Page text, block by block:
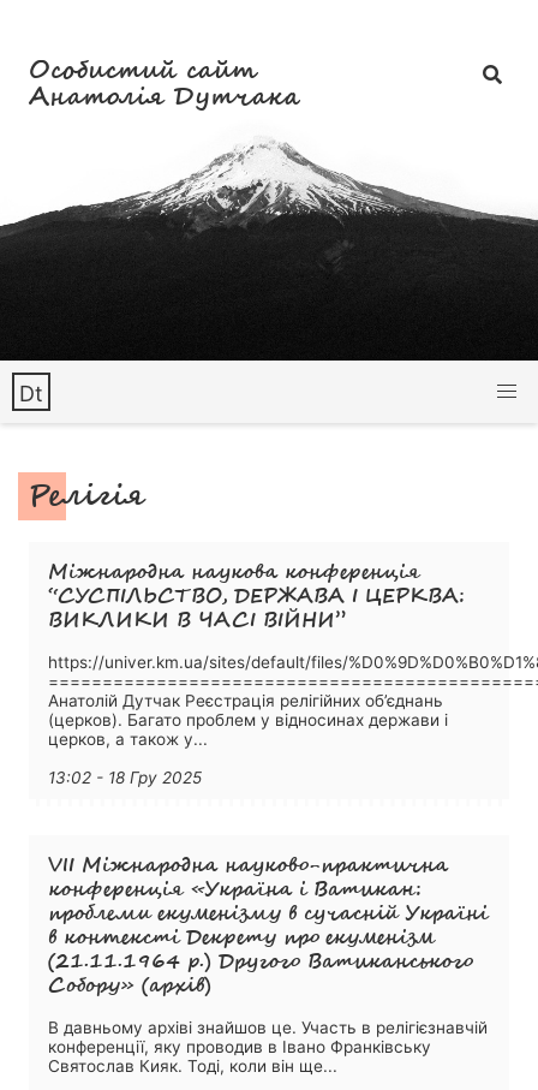
Особистий сайт
Анатолія Дутчака
Dt
Релігія
Міжнародна наукова конференція
“СУСПІЛЬСТВО, ДЕРЖАВА І ЦЕРКВА:
ВИКЛИКИ В ЧАСІ ВІЙНИ”
https://univer.km.ua/sites/default/files/
Анатолій Дутчак Реєстрація релігійних об’єднань
(церков). Багато проблем у відносинах держави і
церков, а також у...
13:02 - 18 Гру 2025
VІІ Міжнародна науково-практична
конференція «Україна і Ватикан:
проблеми екуменізму в сучасній Україні
в контексті Декрету про екуменізм
(21.11.1964 р.) Другого Ватиканського
Собору» (архів)
В давньому архіві знайшов це. Участь в релігієзнавчій
конференції, яку проводив в Івано Франківську
Святослав Кияк. Тоді, коли він ще...